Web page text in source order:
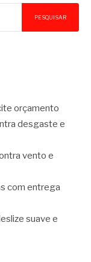
PESQUISAR
orçamento
desgaste e
vento e
com entrega
suave e